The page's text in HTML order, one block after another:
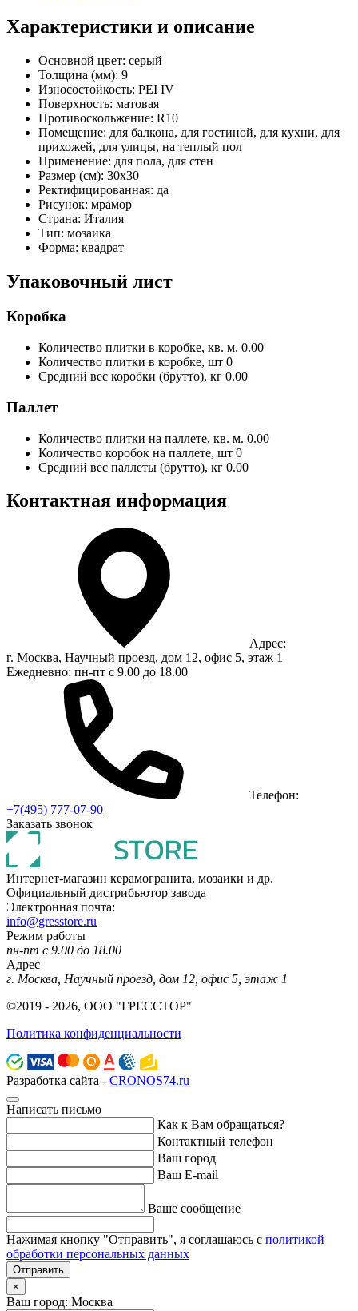
Характеристики и описание
Основной цвет: серый
Толщина (мм): 9
Износостойкость: PEI IV
Поверхность: матовая
Противоскольжение: R10
Помещение: для балкона, для гостиной, для кухни, для
прихожей, для улицы, на теплый пол
Применение: для пола, для стен
Размер (см): 30x30
Ректифицированная: да
Рисунок: мрамор
Страна: Италия
Тип: мозаика
Форма: квадрат
Упаковочный лист
Коробка
Количество плитки в коробке, кв. м. 0.00
Количество плитки в коробке, шт 0
Средний вес коробки (брутто), кг 0.00
Паллет
Количество плитки на паллете, кв. м. 0.00
Количество коробок на паллете, шт 0
Средний вес паллеты (брутто), кг 0.00
Контактная информация
Адрес:
г. Москва, Научный проезд, дом 12, офис 5, этаж 1
Ежедневно: пн-пт с 9.00 до 18.00
Телефон:
+7(495) 777-07-90
Заказать звонок
Интернет-магазин керамогранита, мозаики и др.
Официальный дистрибьютор завода
Электронная почта:
info@gresstore.ru
Режим работы
пн-пт с 9.00 до 18.00
Адрес
г. Москва, Научный проезд, дом 12, офис 5, этаж 1
©2019 - 2026, ООО "ГРЕССТОР"
Политика конфиденциальности
Разработка сайта - CRONOS74.ru
Написать письмо
Как к Вам обращаться?
Контактный телефон
Ваш город
Ваш E-mail
Ваше сообщение
Нажимая кнопку "Отправить", я соглашаюсь с политикой
обработки персональных данных
Отправить
×
Ваш город: Москва